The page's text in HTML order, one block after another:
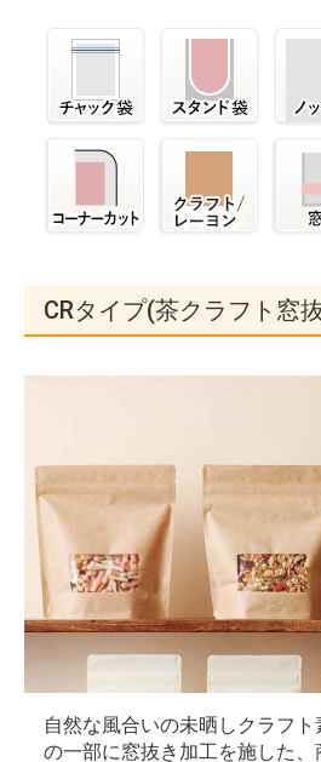
CRタイプ(茶クラフト窓
自然な風合いの未晒しクラフ
の一部に窓抜き加工を施した